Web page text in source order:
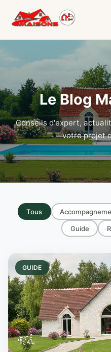
Le Blog
Conseils d'expert,
votre projet
Tous
Guide
GUIDE